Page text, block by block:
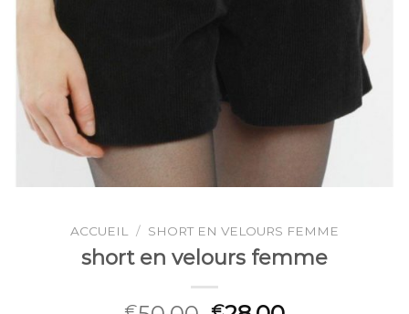
ACCUEIL / SHORT EN VELOURS FEMME
short en velours femme